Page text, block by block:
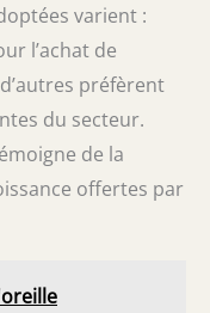
varient :
l’achat de
préfèrent
du secteur.
de la
offertes par